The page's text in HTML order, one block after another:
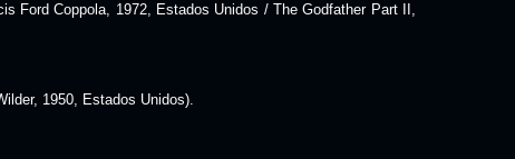
Ford Coppola, 1972, Estados Unidos / The Godfather Part II,
1950, Estados Unidos).